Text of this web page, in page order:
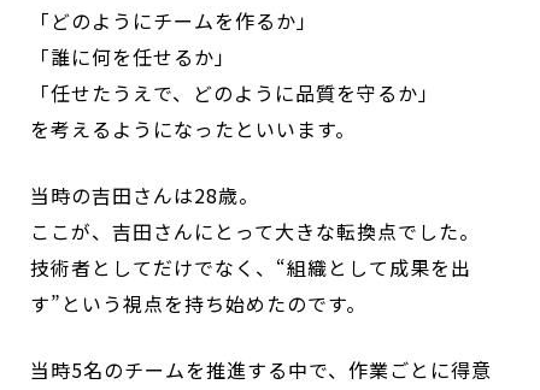
「どのようにチームを作るか」
「誰に何を任せるか」
「任せたうえで、どのように品質を守るか」
を考えるようになったといいます。
当時の吉田さんは28歳。
ここが、吉田さんにとって大きな転換点でした。
技術者としてだけでなく、“組織として成果を出
す”という視点を持ち始めたのです。
当時5名のチームを推進する中で、作業ごとに得意